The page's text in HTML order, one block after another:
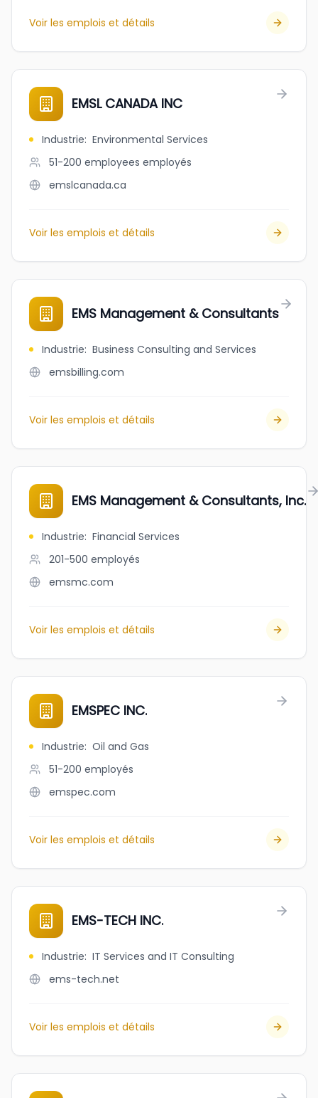
Voir les emplois et détails
EMSL CANADA INC
Industrie: Environmental Services
51-200 employees employés
emslcanada.ca
Voir les emplois et détails
EMS Management & Consultants
Industrie: Business Consulting and Services
emsbilling.com
Voir les emplois et détails
EMS Management & Consultants, Inc.
Industrie: Financial Services
201-500 employés
emsmc.com
Voir les emplois et détails
EMSPEC INC.
Industrie: Oil and Gas
51-200 employés
emspec.com
Voir les emplois et détails
EMS-TECH INC.
Industrie: IT Services and IT Consulting
ems-tech.net
Voir les emplois et détails